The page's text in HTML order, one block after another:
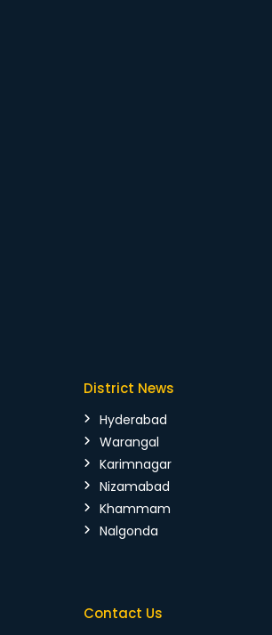
District News
Hyderabad
Warangal
Karimnagar
Nizamabad
Khammam
Nalgonda
Contact Us